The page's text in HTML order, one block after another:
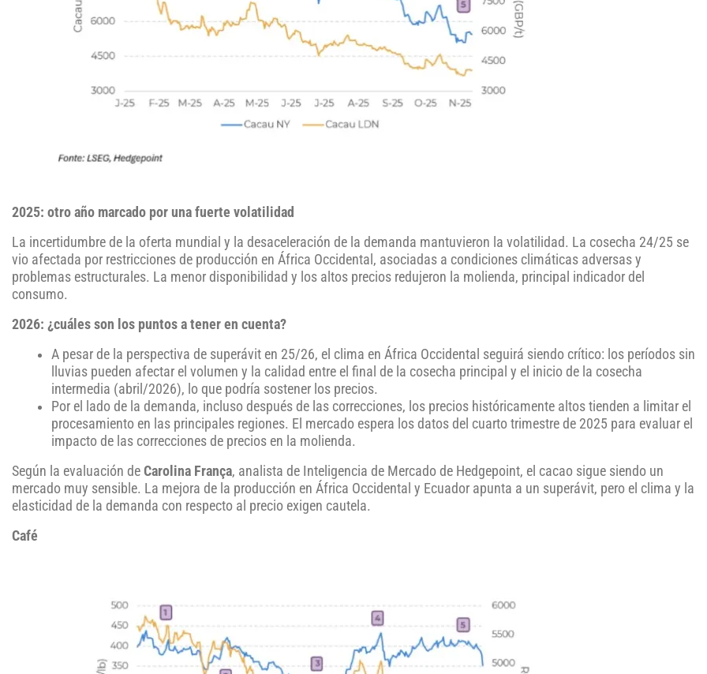
2025: otro año marcado por una fuerte volatilidad
La incertidumbre de la oferta mundial y la desaceleración de la demanda mantuvieron la volatilidad. La cosecha 24/25 se
vio afectada por restricciones de producción en África Occidental, asociadas a condiciones climáticas adversas y
problemas estructurales. La menor disponibilidad y los altos precios redujeron la molienda, principal indicador del
consumo.
2026: ¿cuáles son los puntos a tener en cuenta?
A pesar de la perspectiva de superávit en 25/26, el clima en África Occidental seguirá siendo crítico: los períodos sin
lluvias pueden afectar el volumen y la calidad entre el final de la cosecha principal y el inicio de la cosecha
intermedia (abril/2026), lo que podría sostener los precios.
Por el lado de la demanda, incluso después de las correcciones, los precios históricamente altos tienden a limitar el
procesamiento en las principales regiones. El mercado espera los datos del cuarto trimestre de 2025 para evaluar el
impacto de las correcciones de precios en la molienda.
Según la evaluación de Carolina França, analista de Inteligencia de Mercado de Hedgepoint, el cacao sigue siendo un
mercado muy sensible. La mejora de la producción en África Occidental y Ecuador apunta a un superávit, pero el clima y la
elasticidad de la demanda con respecto al precio exigen cautela.
Café